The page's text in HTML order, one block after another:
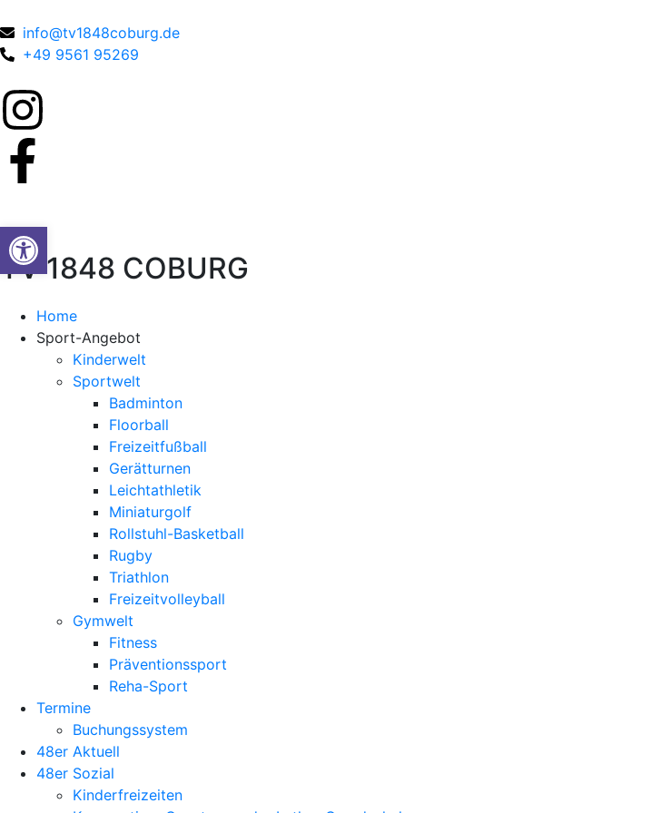
info@tv1848coburg.de
+49 9561 95269
TV 1848 COBURG
Home
Sport-Angebot
Kinderwelt
Sportwelt
Badminton
Floorball
Freizeitfußball
Gerätturnen
Leichtathletik
Miniaturgolf
Rollstuhl-Basketball
Rugby
Triathlon
Freizeitvolleyball
Gymwelt
Fitness
Präventionssport
Reha-Sport
Termine
Buchungssystem
48er Aktuell
48er Sozial
Kinderfreizeiten
Werkzeugleiste öffnen